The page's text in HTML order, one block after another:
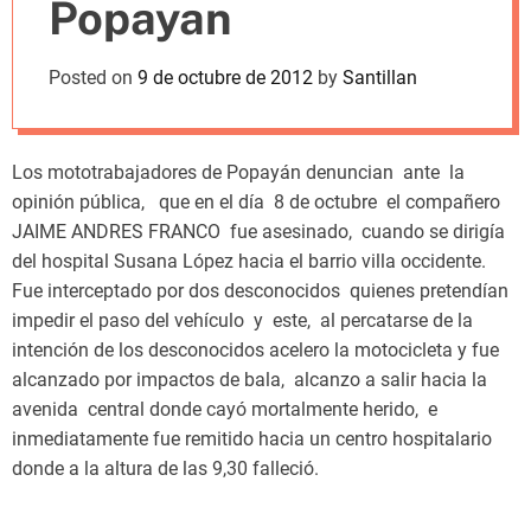
e
Popayan
Posted on 9 de octubre de 2012 by Santillan
Los mototrabajadores de Popayán denuncian ante la
opinión pública, que en el día 8 de octubre el compañero
JAIME ANDRES FRANCO fue asesinado, cuando se dirigía
del hospital Susana López hacia el barrio villa occidente.
Fue interceptado por dos desconocidos quienes pretendían
impedir el paso del vehículo y este, al percatarse de la
intención de los desconocidos acelero la motocicleta y fue
alcanzado por impactos de bala, alcanzo a salir hacia la
avenida central donde cayó mortalmente herido, e
inmediatamente fue remitido hacia un centro hospitalario
donde a la altura de las 9,30 falleció.